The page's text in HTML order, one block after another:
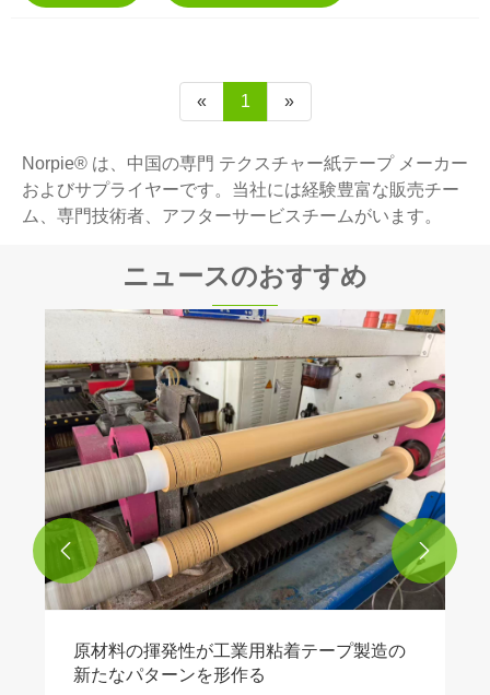
« 1 »
Norpie® は、中国の専門 テクスチャー紙テープ メーカー
およびサプライヤーです。当社には経験豊富な販売チー
ム、専門技術者、アフターサービスチームがいます。
ニュースのおすすめ
物流におけるパールコットンの使い方
もっと見る >>
 